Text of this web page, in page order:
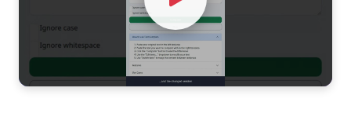
Watch Video